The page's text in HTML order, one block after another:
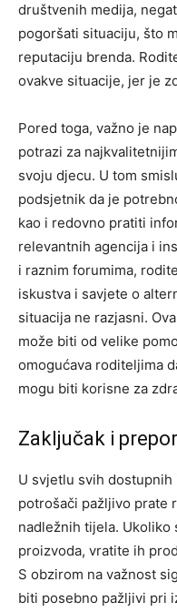
društvenih medija,
pogoršati situaciju, što
reputaciju brenda.
ovakve situacije, jer je
Pored toga, važno je
potrazi za
svoju djecu. U tom
podsjetnik da je
kao i redovno pratiti
relevantnih agencija i
i raznim forumima,
iskustva i savjete o
situacija ne razjasni.
može biti od velike
omogućava roditeljima
mogu biti korisne za
Zaključak i
U svjetlu svih
potrošači pažljivo prate
nadležnih tijela.
proizvoda, vratite ih
S obzirom na važnost
biti posebno pažljivi pri